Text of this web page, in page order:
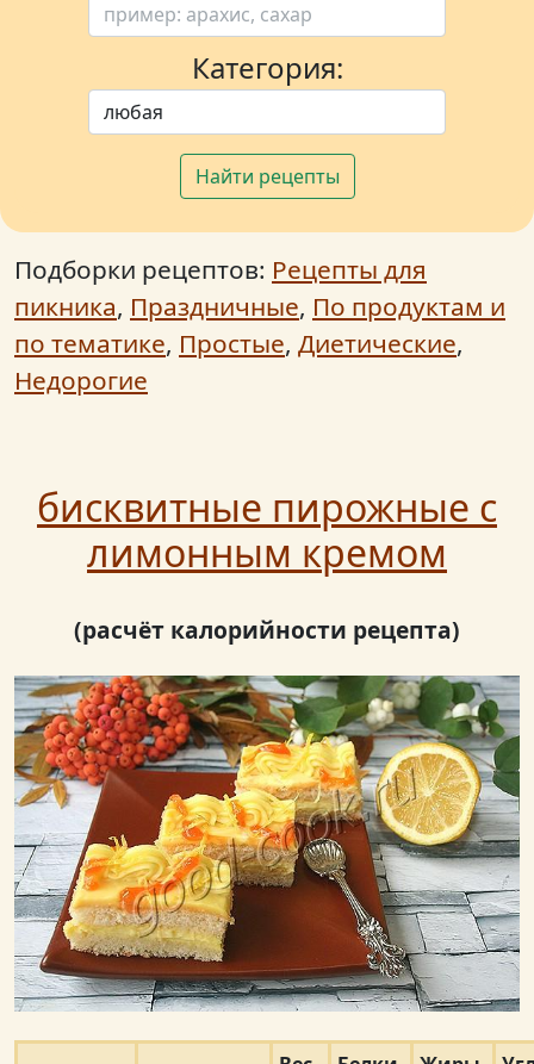
Категория:
Найти рецепты
Подборки рецептов: Рецепты для
пикника, Праздничные, По продуктам и
по тематике, Простые, Диетические,
Недорогие
бисквитные пирожные с
лимонным кремом
(расчёт калорийности рецепта)